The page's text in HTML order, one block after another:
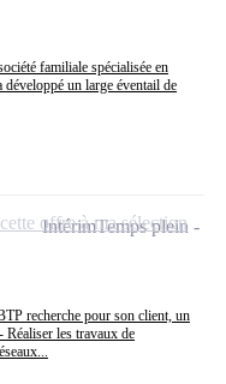
familiale spécialisée en
un large éventail de
recherche pour son client, un
les travaux de
IntérimTemps plein
offre à ma sélection